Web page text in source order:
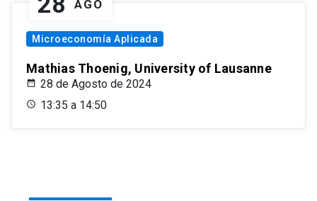
AGO
Microeconomía Aplicada
Mathias Thoenig, University of Lausanne
28 de Agosto de 2024
13:35 a 14:50